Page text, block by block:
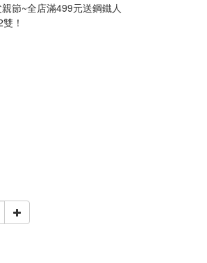
節~全店滿499元送鋼鐵人
！